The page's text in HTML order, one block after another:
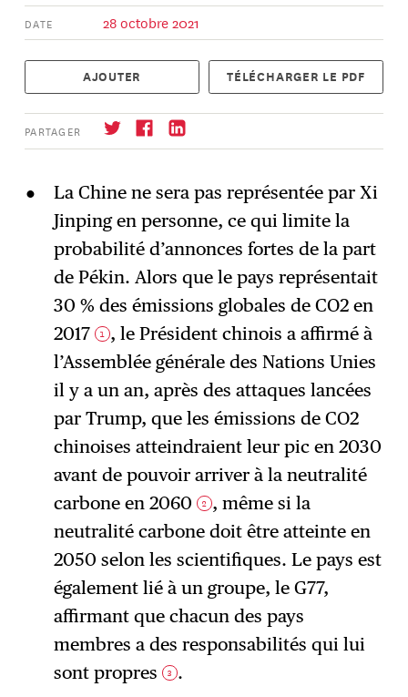
DATE 28 octobre 2021
AJOUTER TÉLÉCHARGER LE PDF
PARTAGER
→ S'abonner
La Chine ne sera pas représentée par Xi
Jinping en personne, ce qui limite la
probabilité d’annonces fortes de la part
de Pékin. Alors que le pays représentait
30 % des émissions globales de CO2 en
2017
1 , le Président chinois a affirmé à
l’Assemblée générale des Nations Unies
il y a un an, après des attaques lancées
par Trump, que les émissions de CO2
chinoises atteindraient leur pic en 2030
avant de pouvoir arriver à la neutralité
carbone en 2060
2 , même si la
neutralité carbone doit être atteinte en
2050 selon les scientifiques. Le pays est
également lié à un groupe, le G77,
affirmant que chacun des pays
membres a des responsabilités qui lui
sont propres
3 .